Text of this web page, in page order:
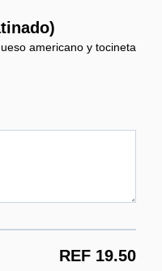
americano y tocineta
REF 19.50